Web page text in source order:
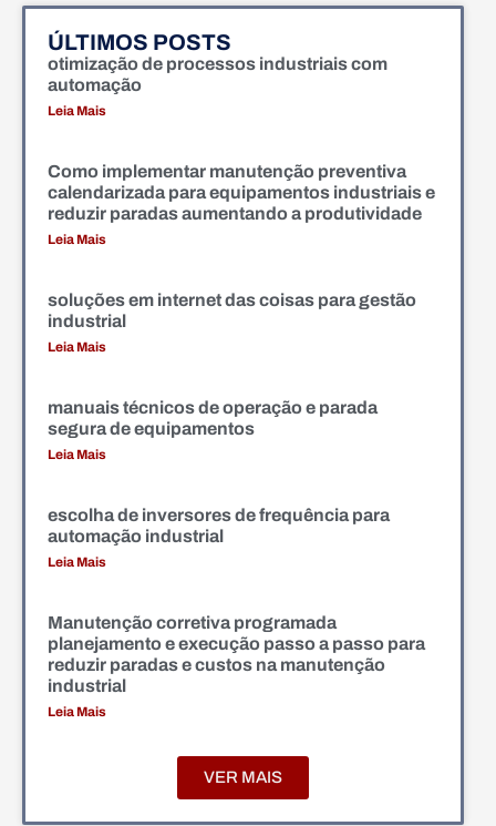
ÚLTIMOS POSTS
otimização de processos industriais com
automação
Leia Mais
Como implementar manutenção preventiva
calendarizada para equipamentos industriais e
reduzir paradas aumentando a produtividade
Leia Mais
soluções em internet das coisas para gestão
industrial
Leia Mais
manuais técnicos de operação e parada
segura de equipamentos
Leia Mais
escolha de inversores de frequência para
automação industrial
Leia Mais
Manutenção corretiva programada
planejamento e execução passo a passo para
reduzir paradas e custos na manutenção
industrial
Leia Mais
VER MAIS